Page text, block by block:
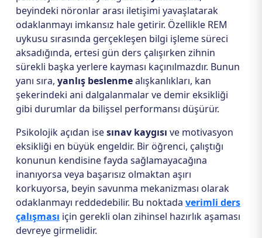
beyindeki nöronlar arası iletişimi yavaşlatarak
odaklanmayı imkansız hale getirir. Özellikle REM
uykusu sırasında gerçekleşen bilgi işleme süreci
aksadığında, ertesi gün ders çalışırken zihnin
sürekli başka yerlere kayması kaçınılmazdır. Bunun
yanı sıra, yanlış beslenmealışkanlıkları, kan
şekerindeki ani dalgalanmalar ve demir eksikliği
gibi durumlar da bilişsel performansı düşürür.
Psikolojik açıdan isesınav kaygısı ve motivasyon
eksikliği en büyük engeldir. Bir öğrenci, çalıştığı
konunun kendisine fayda sağlamayacağına
inanıyorsa veya başarısız olmaktan aşırı
korkuyorsa, beyin savunma mekanizması olarak
odaklanmayı reddedebilir. Bu noktada verimli ders
çalışması için gerekli olan zihinsel hazırlık aşaması
devreye girmelidir.